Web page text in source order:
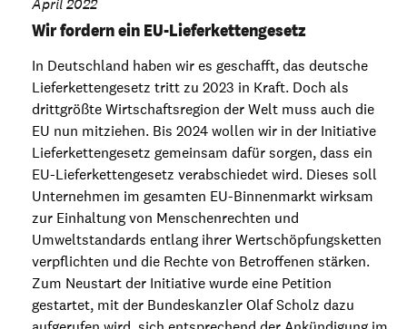
April 2022
Wir fordern ein EU-Lieferkettengesetz
In Deutschland haben wir es geschafft, das deutsche
Lieferkettengesetz tritt zu 2023 in Kraft. Doch als
drittgrößte Wirtschaftsregion der Welt muss auch die
EU nun mitziehen. Bis 2024 wollen wir in der Initiative
Lieferkettengesetz gemeinsam dafür sorgen, dass ein
EU-Lieferkettengesetz verabschiedet wird. Dieses soll
Unternehmen im gesamten EU-Binnenmarkt wirksam
zur Einhaltung von Menschenrechten und
Umweltstandards entlang ihrer Wertschöpfungsketten
verpflichten und die Rechte von Betroffenen stärken.
Zum Neustart der Initiative wurde eine Petition
gestartet, mit der Bundeskanzler Olaf Scholz dazu